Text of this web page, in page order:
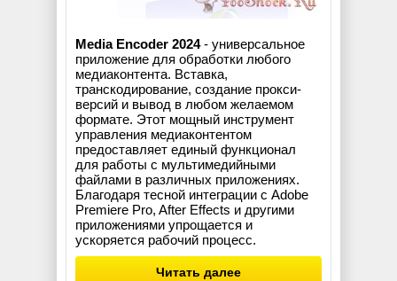
Media Encoder 2024- универсальное
приложение для обработки любого
медиаконтента. Вставка,
транскодирование, создание прокси-
версий и вывод в любом желаемом
формате. Этот мощный инструмент
управления медиаконтентом
предоставляет единый функционал
для работы с мультимедийными
файлами в различных приложениях.
Благодаря тесной интеграции с Adobe
Premiere Pro, After Effects и другими
приложениями упрощается и
ускоряется рабочий процесс.
Читать далее